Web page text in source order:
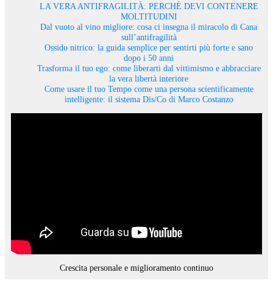
LA VERA ANTIFRAGILITÀ: PERCHÉ DEVI CONTENERE
MOLTITUDINI
Dal vuoto al vino migliore: cosa ci insegna il miracolo di Cana
sull’antifragilità
Ossido nitrico: la guida semplice per sentirti più forte e sano
dopo i 50 anni
Trasforma il tuo ego: come liberarti dal vittimismo e abbracciare
la vera libertà interiore
Come usare il tuo Tempo come una persona scientificamente
intelligente: il sistema Dis/Co di Marco Costanzo
Crescita personale e miglioramento continuo